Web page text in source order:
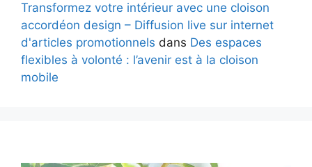
Transformez votre intérieur avec une cloison
accordéon design – Diffusion live sur internet
d'articles promotionnels dans Des espaces
flexibles à volonté : l’avenir est à la cloison
mobile